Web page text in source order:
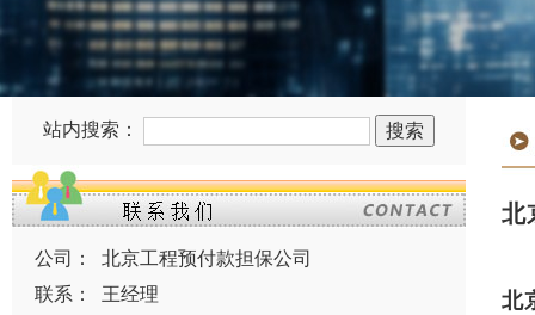
站内搜索：
公司：
北京工程预付款担保公司
联系：
王经理
北
北